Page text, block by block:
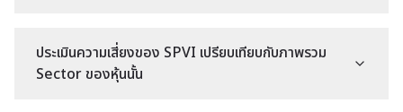
ประเมินความเสี่ยงของ SPVI เปรียบเทียบกับภาพรวม
Sector ของหุ้นนั้น